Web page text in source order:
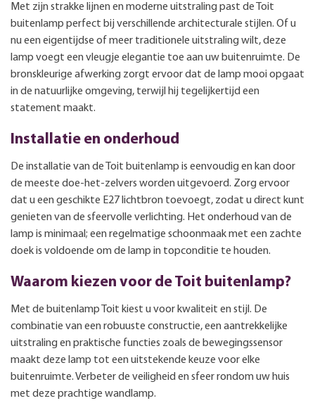
Met zijn strakke lijnen en moderne uitstraling past de Toit
buitenlamp perfect bij verschillende architecturale stijlen. Of u
nu een eigentijdse of meer traditionele uitstraling wilt, deze
lamp voegt een vleugje elegantie toe aan uw buitenruimte. De
bronskleurige afwerking zorgt ervoor dat de lamp mooi opgaat
in de natuurlijke omgeving, terwijl hij tegelijkertijd een
statement maakt.
Installatie en onderhoud
De installatie van de Toit buitenlamp is eenvoudig en kan door
de meeste doe-het-zelvers worden uitgevoerd. Zorg ervoor
dat u een geschikte E27 lichtbron toevoegt, zodat u direct kunt
genieten van de sfeervolle verlichting. Het onderhoud van de
lamp is minimaal; een regelmatige schoonmaak met een zachte
doek is voldoende om de lamp in topconditie te houden.
Waarom kiezen voor de Toit buitenlamp?
Met de buitenlamp Toit kiest u voor kwaliteit en stijl. De
combinatie van een robuuste constructie, een aantrekkelijke
uitstraling en praktische functies zoals de bewegingssensor
maakt deze lamp tot een uitstekende keuze voor elke
buitenruimte. Verbeter de veiligheid en sfeer rondom uw huis
met deze prachtige wandlamp.